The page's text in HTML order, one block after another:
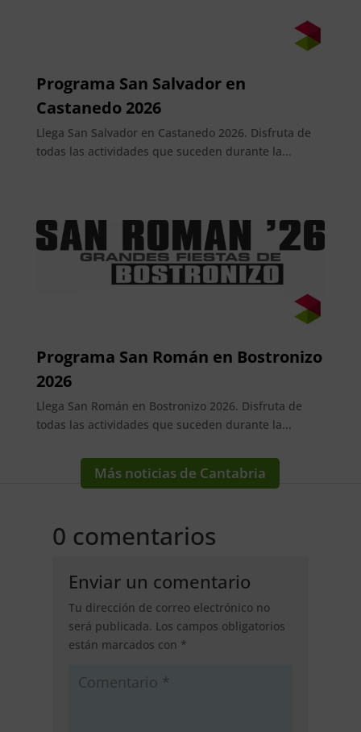
Programa San Salvador en
Castanedo 2026
Llega San Salvador en Castanedo 2026. Disfruta de
todas las actividades que suceden durante la...
Programa San Román en Bostronizo
2026
Llega San Román en Bostronizo 2026. Disfruta de
todas las actividades que suceden durante la...
Más noticias de Cantabria
0 comentarios
Enviar un comentario
Tu dirección de correo electrónico no
será publicada. Los campos obligatorios
están marcados con *